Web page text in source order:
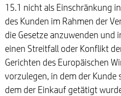
15.1 nicht als Einschränkung
des Kunden im Rahmen der
die Gesetze anzuwenden und
einen Streitfall oder Konflikt
Gerichten des Europäischen
vorzulegen, in dem der Kunde
dem der Einkauf getätigt